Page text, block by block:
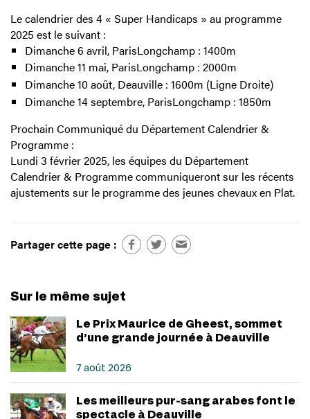
Le calendrier des 4 « Super Handicaps » au programme
2025 est le suivant :
Dimanche 6 avril, ParisLongchamp : 1400m
Dimanche 11 mai, ParisLongchamp : 2000m
Dimanche 10 août, Deauville : 1600m (Ligne Droite)
Dimanche 14 septembre, ParisLongchamp : 1850m
Prochain Communiqué du Département Calendrier &
Programme :
Lundi 3 février 2025, les équipes du Département
Calendrier & Programme communiqueront sur les récents
ajustements sur le programme des jeunes chevaux en Plat.
Partager cette page :
Sur le même sujet
Le Prix Maurice de Gheest, sommet
d’une grande journée à Deauville
7 août 2026
Les meilleurs pur-sang arabes font le
spectacle à Deauville